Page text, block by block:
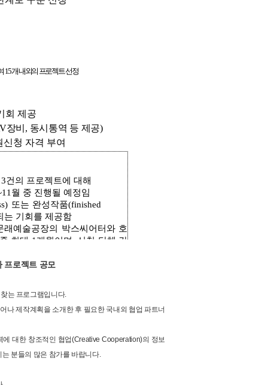
프로젝트 공모
는 프로그램입니다.
나 제작계획을 소개한 후 필요한 국내외 협업 파트너
대한 창조적인 협업(Creative Cooperation)의 정보
분들의 많은 참가를 바랍니다.